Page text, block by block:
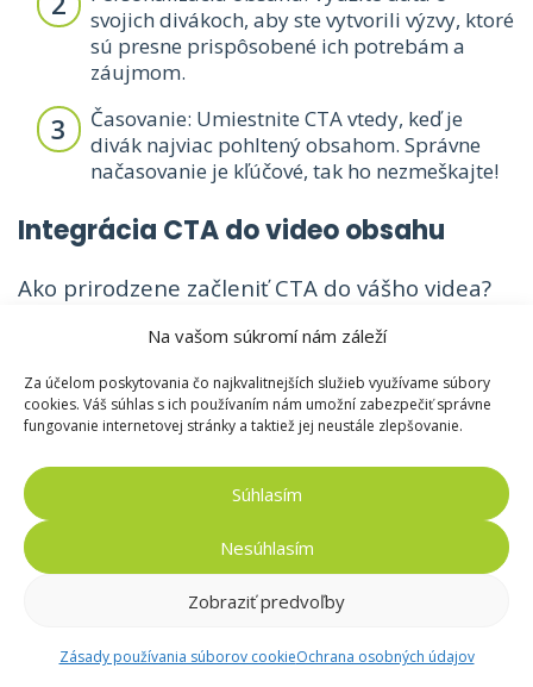
Na vašom súkromí nám záleží
Za účelom poskytovania čo najkvalitnejších služieb využívame súbory
cookies. Váš súhlas s ich používaním nám umožní zabezpečiť správne
fungovanie internetovej stránky a taktiež jej neustále zlepšovanie.
Súhlasím
Nesúhlasím
Zobraziť predvoľby
Zásady používania súborov cookieOchrana osobných údajov
svojich divákoch, aby ste vytvorili výzvy, ktoré
sú presne prispôsobené ich potrebám a
záujmom.
Časovanie: Umiestnite CTA vtedy, keď je
divák najviac pohltený obsahom. Správne
načasovanie je kľúčové, tak ho nezmeškajte!
Integrácia CTA do video obsahu
Ako prirodzene začleniť CTA do vášho videa?
Začiatok videa: Krátka upútavka s výzvou môže
hneď na začiatku získať pozornosť.
CTA v strede môže pomôcť udržať divákov
Koniec videa: Silný záver s jasnou výzvou môže
byť tou pravou bodkou, ktorá vedie k najvyššej